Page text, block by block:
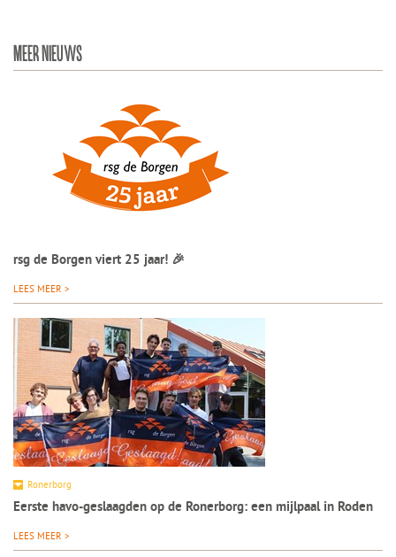
MEER NIEUWS
rsg de Borgen viert 25 jaar! 🎉
LEES MEER >
Ronerborg
Eerste havo-geslaagden op de Ronerborg: een mijlpaal in Roden
LEES MEER >